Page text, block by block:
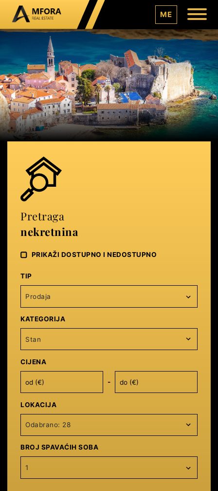
ME
Pretraga
nekretnina
PRIKAŽI DOSTUPNO I NEDOSTUPNO
TIP
Prodaja
KATEGORIJA
Stan
CIJENA
-
LOKACIJA
Odabrano: 28
BROJ SPAVAĆIH SOBA
1